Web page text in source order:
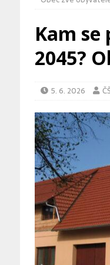
Kam
2045?
5. 6. 2026